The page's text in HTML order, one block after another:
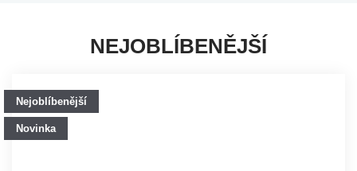
NEJOBLÍBENĚJŠÍ
Nejoblíbenější
Novinka